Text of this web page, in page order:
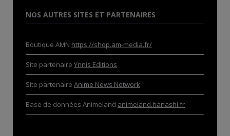
NOS AUTRES SITES ET PARTENAIRES
Boutique AMN https://shop.am-media.fr/
Site partenaire Ynnis Editions
Site partenaire Anime News Network
Base de données Animeland animeland.hanashi.fr